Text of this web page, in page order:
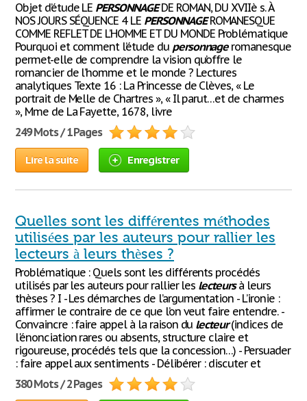
Objet d’étude LE PERSONNAGEDE ROMAN, DU XVIIè s. À
NOS JOURS SÉQUENCE 4 LE PERSONNAGEROMANESQUE
COMME REFLET DE L’HOMME ET DU MONDE Problématique
Pourquoi et comment l’étude du personnageromanesque
permet-elle de comprendre la vision qu’offre le
romancier de l’homme et le monde ? Lectures
analytiques Texte 16 : La Princesse de Clèves, « Le
portrait de Melle de Chartres », « Il parut…et de charmes
», Mme de La Fayette, 1678, livre
249 Mots / 1 Pages
Lire la suite Enregistrer
Quelles sont les différentes méthodes
utilisées par les auteurs pour rallier les
lecteurs à leurs thèses ?
Problématique : Quels sont les différents procédés
utilisés par les auteurs pour rallier les lecteursà leurs
thèses ? I - Les démarches de l’argumentation - L’ironie :
affirmer le contraire de ce que l’on veut faire entendre. -
Convaincre : faire appel à la raison du lecteur(indices de
l'énonciation rares ou absents, structure claire et
rigoureuse, procédés tels que la concession…) - Persuader
: faire appel aux sentiments - Délibérer : discuter et
380 Mots / 2 Pages